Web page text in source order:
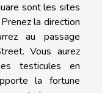
sont les sites
la direction
au passage
Vous aurez
testicules en
la fortune